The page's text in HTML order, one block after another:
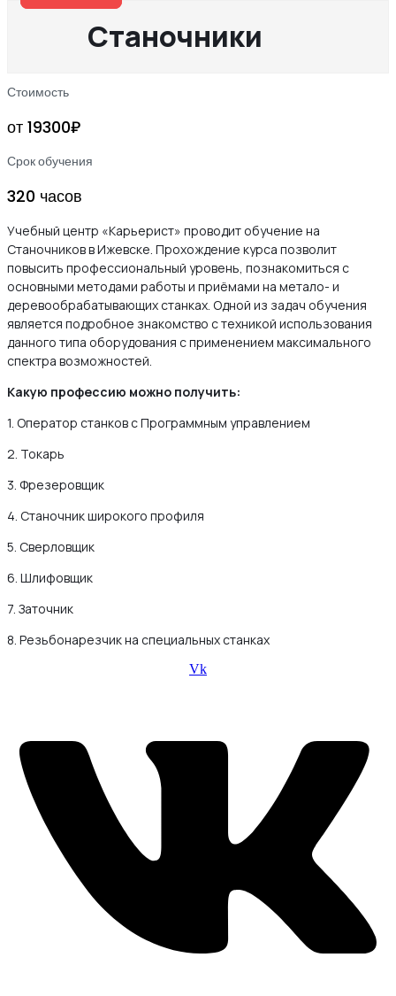
Станочники
Стоимость
от 19300₽
Срок обучения
320 часов
Учебный центр «Карьерист» проводит обучение на
Станочников в Ижевске. Прохождение курса позволит
повысить профессиональный уровень, познакомиться с
основными методами работы и приёмами на метало- и
деревообрабатывающих станках. Одной из задач обучения
является подробное знакомство с техникой использования
данного типа оборудования с применением максимального
спектра возможностей.
Какую профессию можно получить:
1. Оператор станков с Программным управлением
2. Токарь
3. Фрезеровщик
4. Станочник широкого профиля
5. Сверловщик
6. Шлифовщик
7. Заточник
8. Резьбонарезчик на специальных станках
Vk